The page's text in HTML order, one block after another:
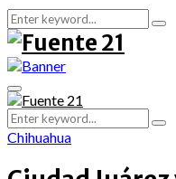
Search
for:
Primary
Menu
Search
for:
Chihuahua